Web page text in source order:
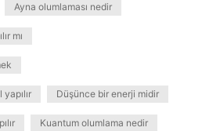
Ayna olumlaması nedir
mı
Düşünce bir enerji midir
Kuantum olumlama nedir